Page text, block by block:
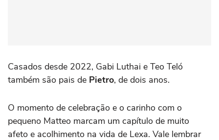
Casados desde 2022, Gabi Luthai e Teo Teló
também são pais de Pietro, de dois anos.
O momento de celebração e o carinho com o
pequeno Matteo marcam um capítulo de muito
afeto e acolhimento na vida de Lexa. Vale lembrar